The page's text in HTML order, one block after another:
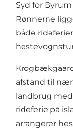
Syd for
Rønnerne
både
afstand til
landbrug
rideferie på
arrangerer